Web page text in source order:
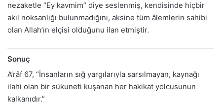
nezaketle “Ey kavmim” diye seslenmiş, kendisinde hiçbir
akıl noksanlığı bulunmadığını, aksine tüm âlemlerin sahibi
olan Allah’ın elçisi olduğunu ilan etmiştir.
Sonuç
A’râf 67, “İnsanların sığ yargılarıyla sarsılmayan, kaynağı
ilahi olan bir sükuneti kuşanan her hakikat yolcusunun
kalkanıdır.”